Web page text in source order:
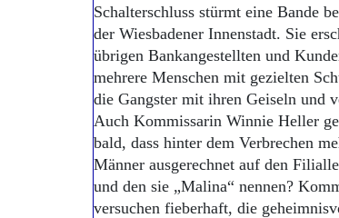
Schalterschluss stürmt eine Bande
der Wiesbadener Innenstadt. Sie
übrigen Bankangestellten und
mehrere Menschen mit gezielten
die Gangster mit ihren Geiseln und
Auch Kommissarin Winnie Heller
bald, dass hinter dem Verbrechen
Männer ausgerechnet auf den
und den sie „Malina“ nennen?
versuchen fieberhaft, die